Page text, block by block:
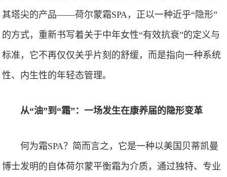
其塔尖的产品——荷尔蒙霜SPA，正以一种近乎“隐形”
的方式，重新书写着关于中年女性“有效抗衰”的定义与
标准，它不再仅仅关乎片刻的舒缓，而是指向一种系统
性、内生性的年轻态管理。
从“油”到“霜”：一场发生在康养届的隐形变革
何为霜SPA？简而言之，它是一种以美国贝蒂凯曼
博士发明的自体荷尔蒙平衡霜为介质，通过独特、专业